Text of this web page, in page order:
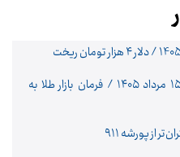
قیمت طلا و سکه امروز پنجشنبه ۱۵ مرداد ۱۴۰۵ / فرمان بازار طلا به